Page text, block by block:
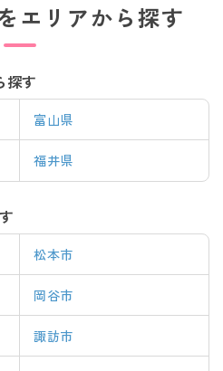
条件を
クリア
エリアから探す
探す
富山県
福井県
松本市
岡谷市
諏訪市